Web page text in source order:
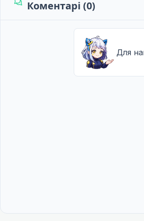
Коментарі (0)
Для